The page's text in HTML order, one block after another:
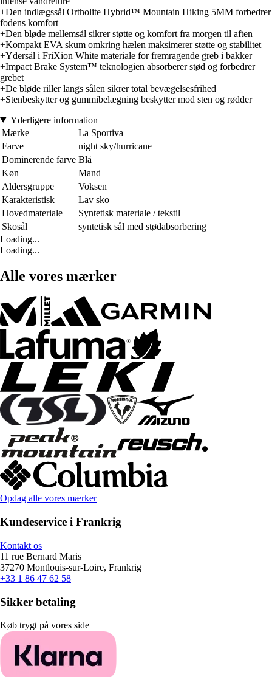
+Den indlægssål Ortholite Hybrid™ Mountain Hiking 5MM forbedrer
fodens komfort
+Den bløde mellemsål sikrer støtte og komfort fra morgen til aften
+Kompakt EVA skum omkring hælen maksimerer støtte og stabilitet
+Ydersål i FriXion White materiale for fremragende greb i bakker
+Impact Brake System™ teknologien absorberer stød og forbedrer
grebet
+De bløde riller langs sålen sikrer total bevægelsesfrihed
+Stenbeskytter og gummibelægning beskytter mod sten og rødder
Yderligere information
Mærke
La Sportiva
Farve
night sky/hurricane
Dominerende farve Blå
Køn
Mand
Aldersgruppe
Voksen
Karakteristisk
Lav sko
Hovedmateriale
Syntetisk materiale / tekstil
Skosål
syntetisk sål med stødabsorbering
Loading...
Loading...
Alle vores mærker
Opdag alle vores mærker
Kundeservice i Frankrig
Kontakt os
11 rue Bernard Maris
37270 Montlouis-sur-Loire, Frankrig
+33 1 86 47 62 58
Sikker betaling
Køb trygt på vores side